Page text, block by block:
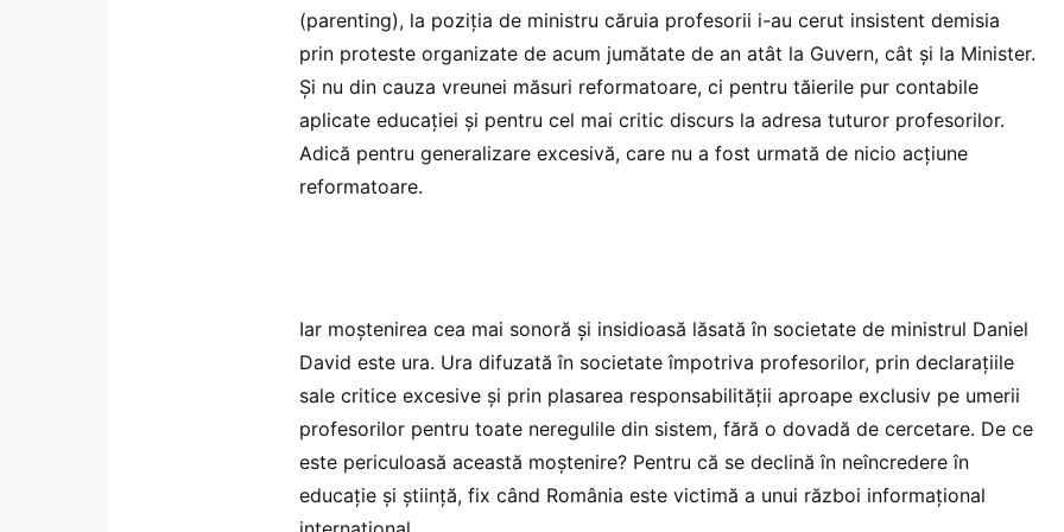
(parenting), la poziția de ministru căruia profesorii i-au cerut insistent demisia
prin proteste organizate de acum jumătate de an atât la Guvern, cât și la Minister.
Și nu din cauza vreunei măsuri reformatoare, ci pentru tăierile pur contabile
aplicate educației și pentru cel mai critic discurs la adresa tuturor profesorilor.
Adică pentru generalizare excesivă, care nu a fost urmată de nicio acțiune
reformatoare.
Iar moștenirea cea mai sonoră și insidioasă lăsată în societate de ministrul Daniel
David este ura. Ura difuzată în societate împotriva profesorilor, prin declarațiile
sale critice excesive și prin plasarea responsabilității aproape exclusiv pe umerii
profesorilor pentru toate neregulile din sistem, fără o dovadă de cercetare. De ce
este periculoasă această moștenire? Pentru că se declină în neîncredere în
educație și știință, fix când România este victimă a unui război informațional